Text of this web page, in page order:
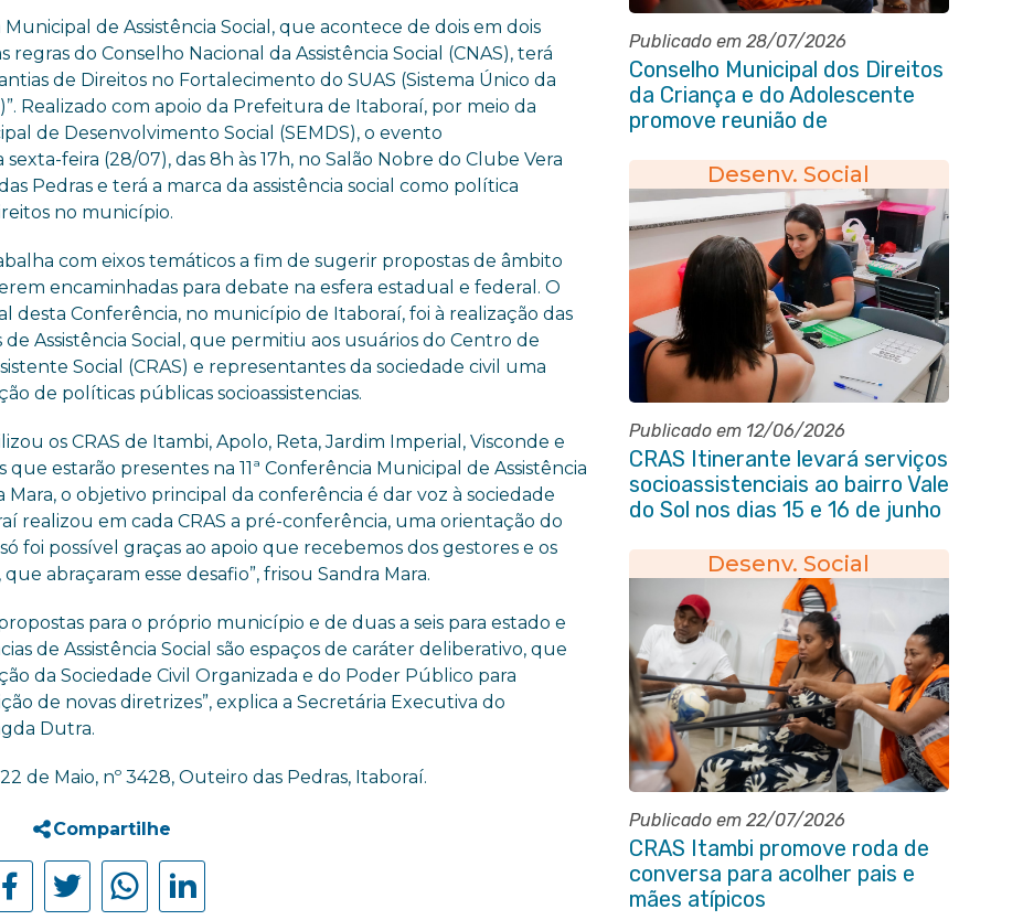
Municipal de Assistência Social, que acontece de dois em dois
regras do Conselho Nacional da Assistência Social (CNAS), terá
de Direitos no Fortalecimento do SUAS (Sistema Único da
Realizado com apoio da Prefeitura de Itaboraí, por meio da
de Desenvolvimento Social (SEMDS), o evento
sexta-feira (28/07), das 8h às 17h, no Salão Nobre do Clube Vera
Pedras eterá a marca da assistência social como política
no município.
com eixos temáticos a fim de sugerir propostas de âmbito
encaminhadas para debate na esfera estadual e federal. O
desta Conferência, no município de Itaboraí, foi à realização das
Assistência Social, que permitiu aos usuários do Centro de
Social (CRAS) e representantes da sociedade civil uma
de políticas públicas socioassistencias.
os CRAS de Itambi, Apolo, Reta, Jardim Imperial, Visconde e
estarão presentes na 11ª Conferência Municipal de Assistência
Mara, o objetivo principal da conferência é dar voz à sociedade
realizou em cada CRAS a pré-conferência, uma orientação do
foi possível graças ao apoio que recebemos dos gestores e os
abraçaram esse desafio”, frisou Sandra Mara.
para o próprio município e de duas a seis para estado e
de Assistência Social são espaços de caráter deliberativo, que
da Sociedade Civil Organizada e do Poder Público para
de novas diretrizes”, explica a Secretária Executiva do
Dutra.
de Maio, nº 3428, Outeiro das Pedras, Itaboraí.
Compartilhe
Publicado em 28/07/2026
Conselho Municipal dos Direitos
da Criança e do Adolescente
promove reunião de
públicosDesenv. Social
Publicado em 12/06/2026
CRAS Itinerante levará serviços
socioassistenciais ao bairro Vale
do Sol nos dias 15 e 16 de junho
Desenv. Social
Publicado em 22/07/2026
CRAS Itambi promove roda de
conversa para acolher pais e
mães atípicos